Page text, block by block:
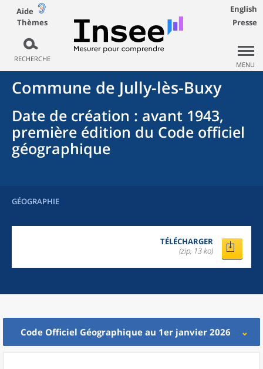
Aide
Thèmes
RECHERCHE
English
Presse
MENU
Commune de Jully-lès-Buxy
Date de création : avant 1943,
première édition du Code officiel
géographique
GÉOGRAPHIE
TÉLÉCHARGER
(zip, 13 ko)
Code Officiel Géographique au 1er janvier 2026